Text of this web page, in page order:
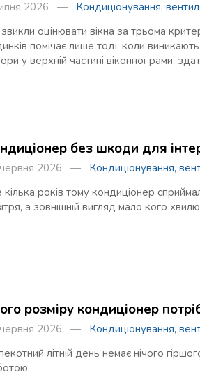
2026 — Кондиціонування,
оцінювати вікна за трьома
помічає лише тоді, коли
у верхній частині віконної рами,
без шкоди для
2026 — Кондиціонування,
років тому кондиціонер
а зовнішній вигляд мало кого
розміру кондиціонер
2026 — Кондиціонування,
літній день немає нічого